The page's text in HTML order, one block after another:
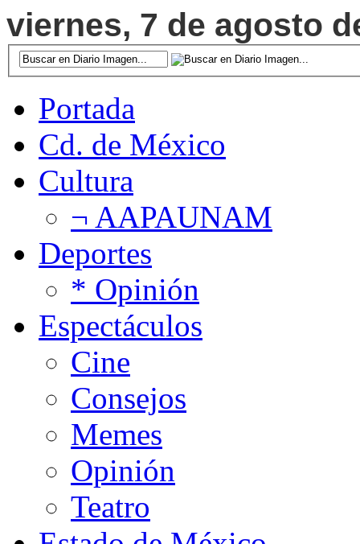
viernes, 7 de agosto
Portada
Cd. de México
Cultura
¬ AAPAUNAM
Deportes
* Opinión
Espectáculos
Cine
Consejos
Memes
Opinión
Teatro